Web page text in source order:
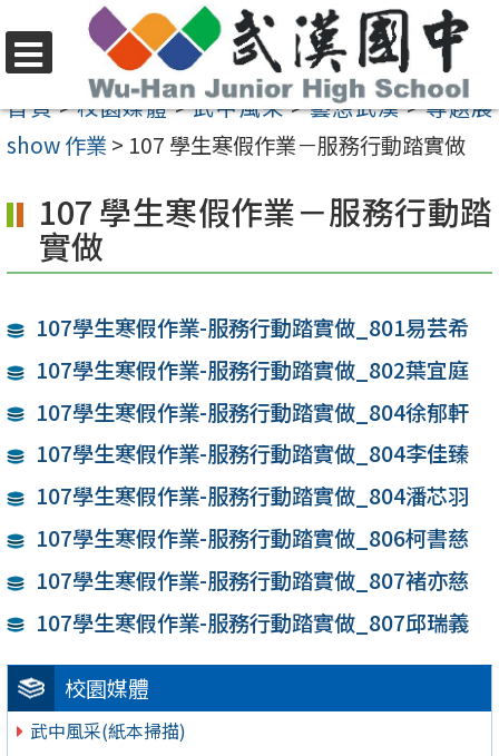
至
要
容
選
單
首頁>校園媒體>武中風采>藝想武漢>專題展
show 作業 > 107 學生寒假作業－服務行動踏實做
校園媒體
武中風采(紙本掃描)
107 學生寒假作業－服務行動踏
實做
107學生寒假作業-服務行動踏實做_801易芸希
107學生寒假作業-服務行動踏實做_802葉宜庭
107學生寒假作業-服務行動踏實做_804徐郁軒
107學生寒假作業-服務行動踏實做_804李佳臻
107學生寒假作業-服務行動踏實做_804潘芯羽
107學生寒假作業-服務行動踏實做_806柯書慈
107學生寒假作業-服務行動踏實做_807褚亦慈
107學生寒假作業-服務行動踏實做_807邱瑞義